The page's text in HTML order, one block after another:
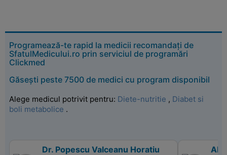
Programează-te rapid la medicii recomandați de
SfatulMedicului.ro prin serviciul de programări
Clickmed
Găsești peste 7500 de medici cu program disponibil
Alege medicul potrivit pentru: Diete-nutritie , Diabet si
boli metabolice .
Dr. Popescu Valceanu Horatiu